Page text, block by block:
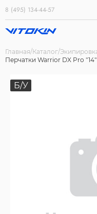
8 (495) 134-44-57
Главная Каталог
Перчатки Warrior DX Pro
Б/У